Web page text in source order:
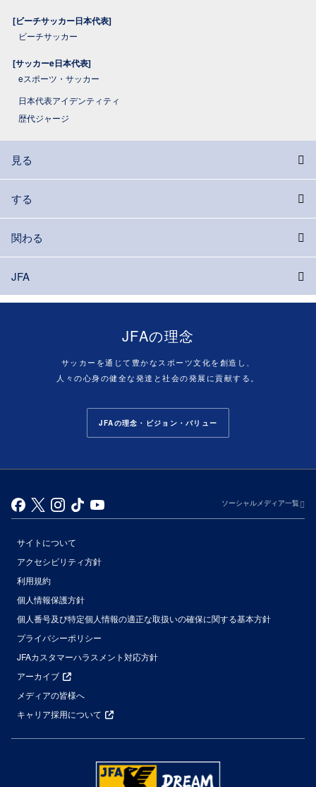
[ビーチサッカー日本代表]
ビーチサッカー
[サッカーe日本代表]
eスポーツ・サッカー
日本代表アイデンティティ
歴代ジャージ
見る
する
関わる
JFA
JFAの理念
サッカーを通じて豊かなスポーツ文化を創造し、
人々の心身の健全な発達と社会の発展に貢献する。
JFAの理念・ビジョン・バリュー
ソーシャルメディア一覧
サイトについて
アクセシビリティ方針
利用規約
個人情報保護方針
個人番号及び特定個人情報の適正な取扱いの確保に関する基本方針
プライバシーポリシー
JFAカスタマーハラスメント対応方針
アーカイブ
メディアの皆様へ
キャリア採用について